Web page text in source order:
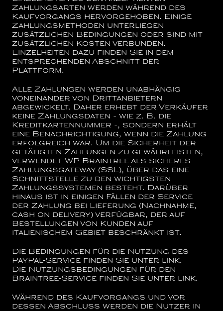
Zahlungsarten werden während des
Kaufvorgangs hervorgehoben. Einige
Zahlungsmethoden unterliegen
zusätzlichen Bedingungen oder sind mit
zusätzlichen Kosten verbunden.
Einzelheiten dazu finden Sie in dem
entsprechenden Abschnitt der
Plattform.
Alle Zahlungen werden unabhängig
voneinander von Drittanbietern
abgewickelt. Daher erhebt der Verkäufer
keine Zahlungsdaten - wie z. B. die
Kreditkartennummer -, sondern erhält
eine Benachrichtigung, wenn die Zahlung
erfolgreich war. Um die Sicherheit der
getätigten Zahlungen zu gewährleisten,
verwendet WP Braintree als sicheres
Zahlungsgateway (SSL), über das eine
Schnittstelle zu den wichtigsten
Zahlungssystemen besteht. Darüber
hinaus ist in einigen Fällen der Service
der Zahlung bei Lieferung (Nachnahme,
cash on delivery) verfügbar, der auf
Bestellungen von Kunden auf
italienischem Gebiet beschränkt ist.
Die Bedingungen für die Nutzung des
PayPal-Service finden Sie unter link.
Die Nutzungsbedingungen für den
Braintree-Service finden Sie unter link.
Während des Kaufvorgangs und vor
dessen Abschluss werden die Nutzer in